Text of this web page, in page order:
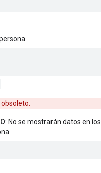
: No se mostrarán datos en los